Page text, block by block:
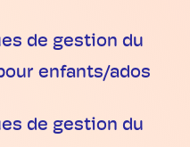
de gestion du
enfants/ados
de gestion du